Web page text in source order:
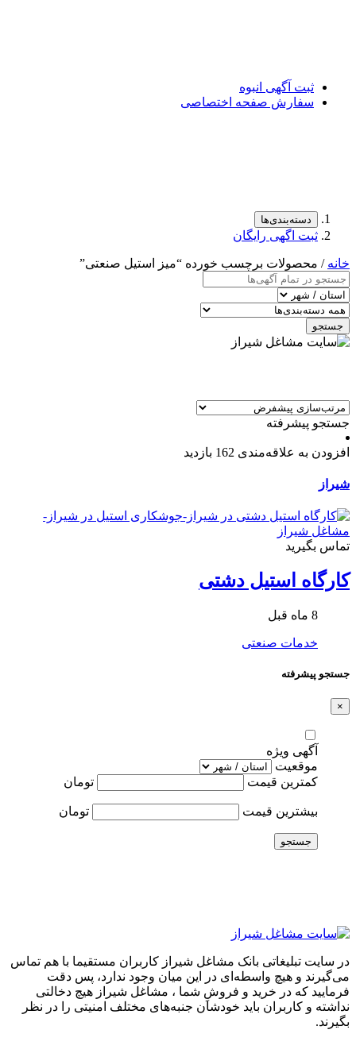
ثبت آگهی انبوه
سفارش صفحه اختصاصی
دسته‌بندی‌ها
ثبت اگهی رایگان
خانه / محصولات برچسب خورده “میز استیل صنعتی”
جستجو
جستجو پیشرفته
افزودن به علاقه‌مندی 162 بازدید
شیراز
تماس بگیرید
کارگاه استیل دشتی
8 ماه قبل
خدمات صنعتی
جستجو پیشرفته
×
آگهی ویژه
موقعیت
کمترین قیمت
تومان
بیشترین قیمت تومان
جستجو
در سایت تبلیغاتی بانک مشاغل شیراز کاربران مستقیما با هم تماس
می‌گیرند و هیچ واسطه‌ای در این میان وجود ندارد، پس دقت
فرمایید که در خرید و فروشِ شما ، مشاغل شیراز هیچ دخالتی
نداشته و کاربران باید خودشان جنبه‌های مختلف امنیتی را در نظر
بگیرند.